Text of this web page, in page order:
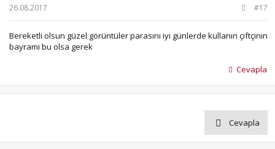
26.08.2017 #17
Bereketli olsun güzel görüntüler parasını iyi günlerde kullanın çiftçinin
bayrami bu olsa gerek
Cevapla
Cevapla